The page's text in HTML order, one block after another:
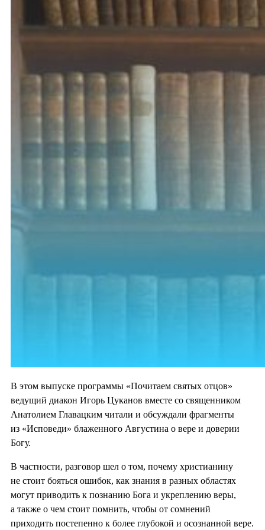
В этом выпуске программы «Почитаем святых отцов»
ведущий диакон Игорь Цуканов вместе со священником
Анатолием Главацким читали и обсуждали фрагменты
из «Исповеди» блаженного Августина о вере и доверии
Богу.
В частности, разговор шел о том, почему христианину
не стоит бояться ошибок, как знания в разных областях
могут приводить к познанию Бога и укреплению веры,
а также о чем стоит помнить, чтобы от сомнений
приходить постепенно к более глубокой и осознанной вере.